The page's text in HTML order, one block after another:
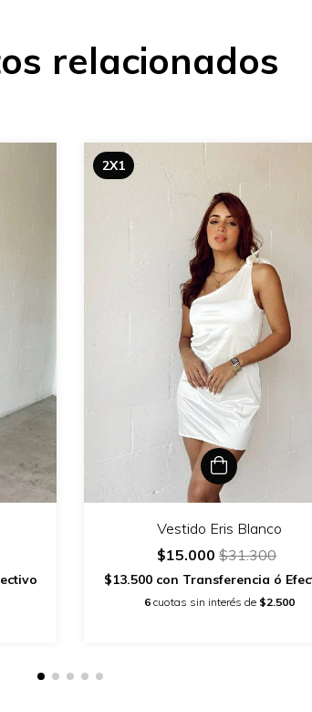
relacionados
2X1
Vestido Eris Blanco
$15.000 $31.300
$13.500 con Transferencia ó
6 cuotas sin interés de $2.500